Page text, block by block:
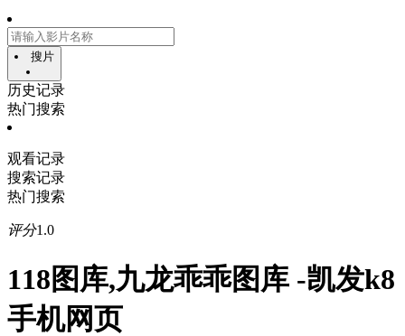
搜片
历史记录
热门搜索
观看记录
搜索记录
热门搜索
评分1.0
118图库,九龙乖乖图库 -凯发k8
手机网页